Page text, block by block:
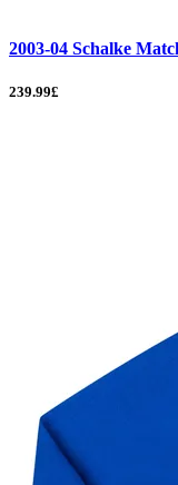
2003-04 Schalke
239.99£